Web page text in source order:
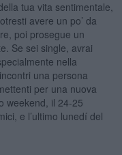
tua vita sentimentale,
avere un po’ da
poi prosegue un
Se sei single, avrai
nella
una persona
per una nuova
weekend, il 24-25
e l’ultimo lunedí del